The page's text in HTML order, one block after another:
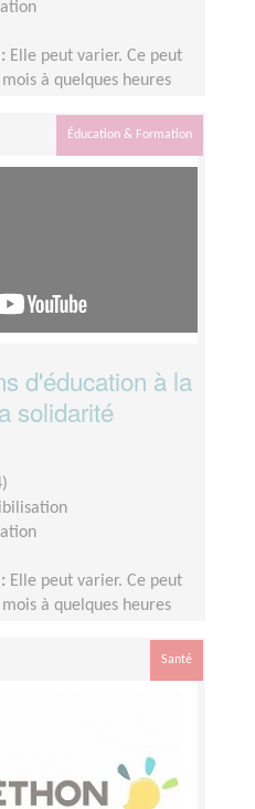
Elle peut varier. Ce peut
à quelques heures
Éducation & Formation
d'éducation à la
solidarité
Elle peut varier. Ce peut
à quelques heures
Santé